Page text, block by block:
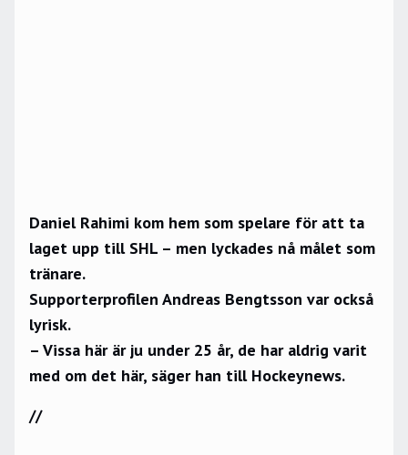
Daniel Rahimi kom hem som spelare för att ta
laget upp till SHL – men lyckades nå målet som
tränare.
Supporterprofilen Andreas Bengtsson var också
lyrisk.
– Vissa här är ju under 25 år, de har aldrig varit
med om det här, säger han till Hockeynews.
//